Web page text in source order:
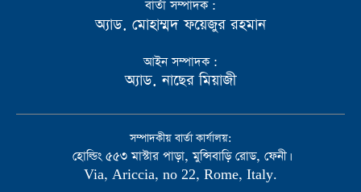
বার্তা সম্পাদক :
অ্যাড. মোহাম্মদ ফয়েজুর রহমান
আইন সম্পাদক :
অ্যাড. নাছের মিয়াজী
সম্পাদকীয় বার্তা কার্যালয়:
হোল্ডিং ৫৫৩ মাস্টার পাড়া, মুন্সিবাড়ি রোড, ফেনী।
Via, Ariccia, no 22, Rome, Italy.